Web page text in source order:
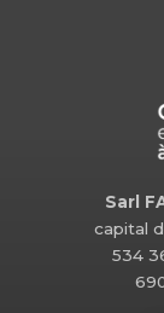
Sarl
capital
534